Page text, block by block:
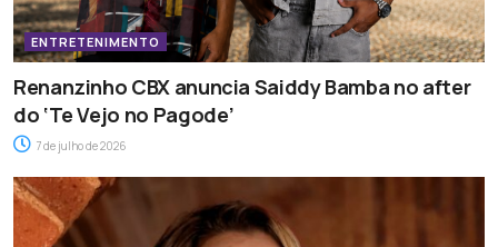
ENTRETENIMENTO
Renanzinho CBX anuncia Saiddy Bamba no after
do ‘Te Vejo no Pagode’
7 de julho de 2026